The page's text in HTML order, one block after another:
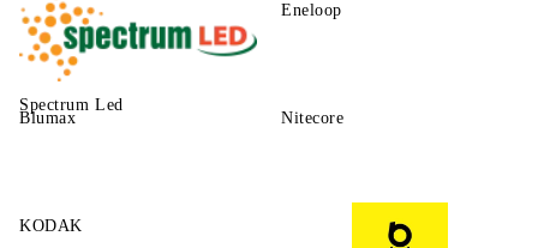
Spectrum Led
Eneloop
Blumax Nitecore
KODAK